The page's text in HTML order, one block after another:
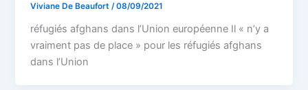
Viviane De Beaufort /08/09/2021
réfugiés afghans dans l’Union européenne Il « n’y a
vraiment pas de place » pour les réfugiés afghans
dans l’Union